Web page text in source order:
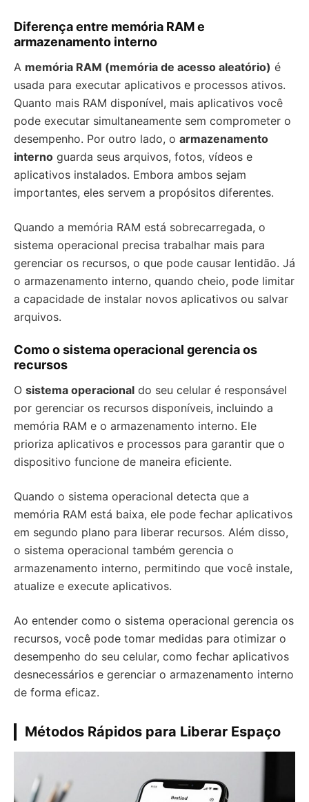
Diferença entre memória RAM e
armazenamento interno
A memória RAM (memória de acesso aleatório) é
usada para executar aplicativos e processos ativos.
Quanto mais RAM disponível, mais aplicativos você
pode executar simultaneamente sem comprometer o
desempenho. Por outro lado, o armazenamento
interno guarda seus arquivos, fotos, vídeos e
aplicativos instalados. Embora ambos sejam
importantes, eles servem a propósitos diferentes.
Quando a memória RAM está sobrecarregada, o
sistema operacional precisa trabalhar mais para
gerenciar os recursos, o que pode causar lentidão. Já
o armazenamento interno, quando cheio, pode limitar
a capacidade de instalar novos aplicativos ou salvar
arquivos.
Como o sistema operacional gerencia os
recursos
O sistema operacional do seu celular é responsável
por gerenciar os recursos disponíveis, incluindo a
memória RAM e o armazenamento interno. Ele
prioriza aplicativos e processos para garantir que o
dispositivo funcione de maneira eficiente.
Quando o sistema operacional detecta que a
memória RAM está baixa, ele pode fechar aplicativos
em segundo plano para liberar recursos. Além disso,
o sistema operacional também gerencia o
armazenamento interno, permitindo que você instale,
atualize e execute aplicativos.
Ao entender como o sistema operacional gerencia os
recursos, você pode tomar medidas para otimizar o
desempenho do seu celular, como fechar aplicativos
desnecessários e gerenciar o armazenamento interno
de forma eficaz.
Métodos Rápidos para Liberar Espaço